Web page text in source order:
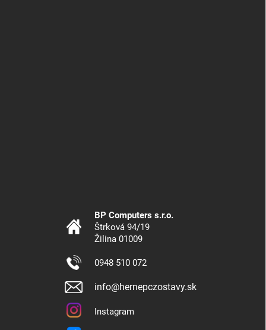
BP Computers s.r.o.
Štrková 94/19
Žilina 01009
0948 510 072
info@hernepczostavy.sk
Instagram